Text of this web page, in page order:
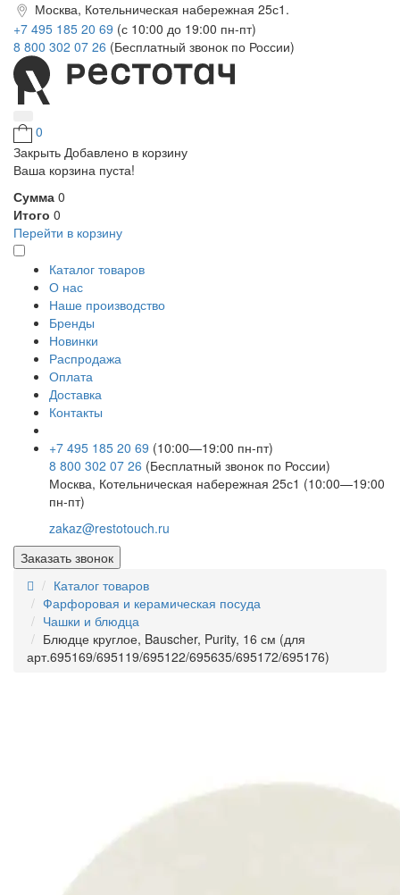
Москва, Котельническая набережная 25с1.
+7 495 185 20 69 (с 10:00 до 19:00 пн-пт)
8 800 302 07 26 (Бесплатный звонок по России)
0
Закрыть Добавлено в корзину
Ваша корзина пуста!
Сумма 0
Итого 0
Перейти в корзину
Каталог товаров
О нас
Наше производство
Бренды
Новинки
Распродажа
Оплата
Доставка
Контакты
+7 495 185 20 69 (10:00—19:00 пн-пт)
8 800 302 07 26 (Бесплатный звонок по России)
Москва, Котельническая набережная 25с1 (10:00—19:00
пн-пт)
zakaz@restotouch.ru
Заказать звонок
Каталог товаров
Фарфоровая и керамическая посуда
Чашки и блюдца
Блюдце круглое, Bauscher, Purity, 16 см (для
арт.695169/695119/695122/695635/695172/695176)